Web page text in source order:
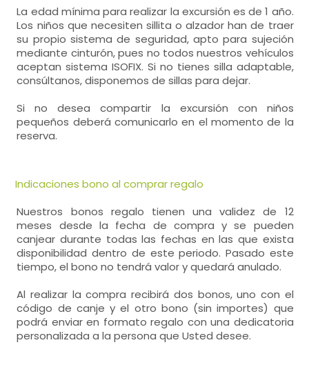
La edad mínima para realizar la excursión es de 1 año.
Los niños que necesiten sillita o alzador han de traer
su propio sistema de seguridad, apto para sujeción
mediante cinturón, pues no todos nuestros vehículos
aceptan sistema ISOFIX. Si no tienes silla adaptable,
consúltanos, disponemos de sillas para dejar.
Si no desea compartir la excursión con niños
pequeños deberá comunicarlo en el momento de la
reserva.
Indicaciones bono al comprar regalo
Nuestros bonos regalo tienen una validez de 12
meses desde la fecha de compra y se pueden
canjear durante todas las fechas en las que exista
disponibilidad dentro de este periodo. Pasado este
tiempo, el bono no tendrá valor y quedará anulado.
Al realizar la compra recibirá dos bonos, uno con el
código de canje y el otro bono (sin importes) que
podrá enviar en formato regalo con una dedicatoria
personalizada a la persona que Usted desee.